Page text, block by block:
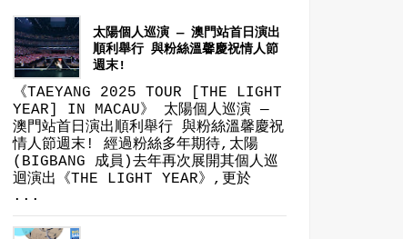
太陽個人巡演 — 澳門站首日演出
順利舉行 與粉絲溫馨慶祝情人節
週末!
《TAEYANG 2025 TOUR [THE LIGHT
YEAR] IN MACAU》 太陽個人巡演 —
澳門站首日演出順利舉行 與粉絲溫馨慶祝
情人節週末! 經過粉絲多年期待,太陽
(BIGBANG 成員)去年再次展開其個人巡
迴演出《THE LIGHT YEAR》,更於
...